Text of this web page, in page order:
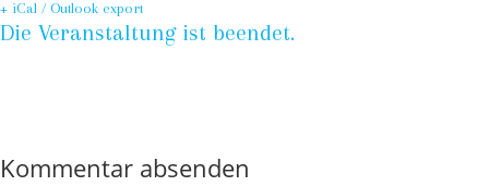
+ iCal / Outlook export
Die Veranstaltung ist beendet.
Kommentar absenden